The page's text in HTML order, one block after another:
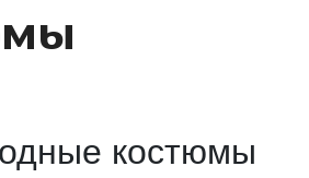
костюмы